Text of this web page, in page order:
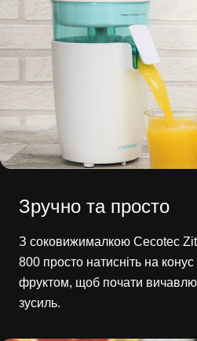
Зручно та просто
З соковижималкою Cecotec
800 просто натисніть на
фруктом, щоб почати
зусиль.